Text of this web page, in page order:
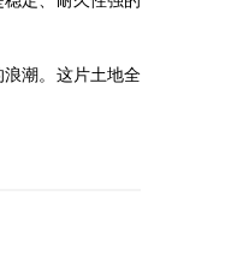
潮。这片土地全